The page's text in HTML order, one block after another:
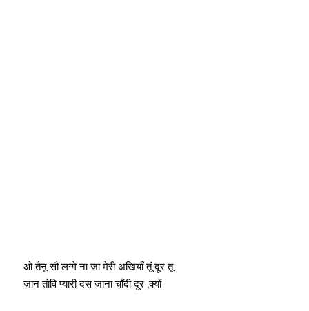
ओ तैनू सौ लग्गे ना जा मेरी अखियाँ तूं दूर तू
जान तोवि प्यारी दस जाना चॉंदी दूर ,क्यों